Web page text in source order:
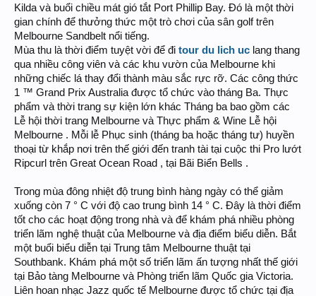
Kilda và buổi chiều mát gió tắt Port Phillip Bay. Đó là một thời
gian chính để thưởng thức một trò chơi của sân golf trên
Melbourne Sandbelt nổi tiếng.
Mùa thu là thời điểm tuyệt vời để đi tour du lich uc lang thang
qua nhiều công viên và các khu vườn của Melbourne khi
những chiếc lá thay đổi thành màu sắc rực rỡ. Các công thức
1 ™ Grand Prix Australia được tổ chức vào tháng Ba. Thực
phẩm và thời trang sự kiện lớn khác Tháng ba bao gồm các
Lễ hội thời trang Melbourne và Thực phẩm & Wine Lễ hội
Melbourne . Mỗi lễ Phục sinh (tháng ba hoặc tháng tư) huyền
thoại từ khắp nơi trên thế giới đến tranh tài tại cuộc thi Pro lướt
Ripcurl trên Great Ocean Road , tại Bãi Biển Bells .
Trong mùa đông nhiệt độ trung bình hàng ngày có thể giảm
xuống còn 7 ° C với độ cao trung bình 14 ° C. Đây là thời điểm
tốt cho các hoạt động trong nhà và để khám phá nhiều phòng
triển lãm nghệ thuật của Melbourne và địa điểm biểu diễn. Bắt
một buổi biểu diễn tại Trung tâm Melbourne thuật tại
Southbank. Khám phá một số triển lãm ấn tượng nhất thế giới
tại Bảo tàng Melbourne và Phòng triển lãm Quốc gia Victoria.
Liên hoan nhạc Jazz quốc tế Melbourne được tổ chức tại địa